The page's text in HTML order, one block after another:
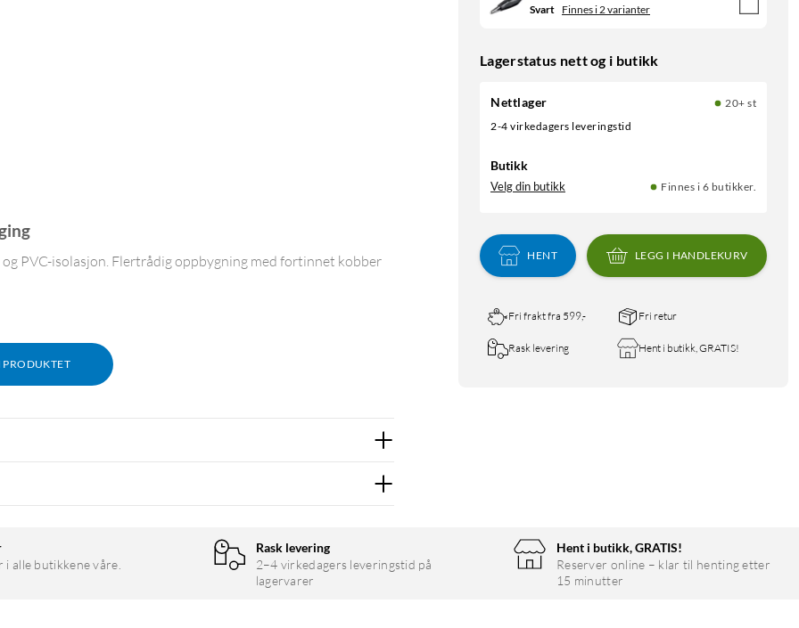
Svart Finnes i 2 varianter
Lagerstatus nett og i butikk
Nettlager
20+ st
2-4 virkedagers leveringstid
Butikk
Velg din butikk Finnes i 6 butikker.
HENT LEGG I HANDLEKURV
Fri frakt fra 599,- Fri retur
Rask levering Hent i butikk, GRATIS!
PRODUKTET
PVC-isolasjon. Flertrådig oppbygning med fortinnet kobber
Den smale ytre diameteren på 1,1 mm gjør den lett å trekke
i alle skalaer og laboratorieoppstillinger. Tverrsnittet 0,14
i alle butikkene våre.
Rask levering
2–4 virkedagers leveringstid på
lagervarer
Hent i butikk, GRATIS!
Reserver online – klar til henting etter
15 minutter